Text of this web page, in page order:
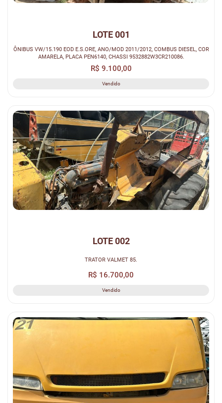
LOTE 001
ÔNIBUS VW/15.190 EOD E.S.ORE, ANO/MOD 2011/2012, COMBUS DIESEL, COR
AMARELA, PLACA PEN6140, CHASSI 9532882W3CR210086.
R$ 9.100,00
Vendido
LOTE 002
TRATOR VALMET 85.
R$ 16.700,00
Vendido